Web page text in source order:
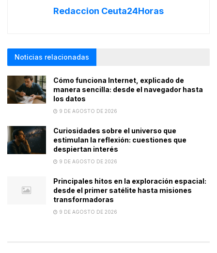
Redaccion Ceuta24Horas
Noticias relacionadas
Cómo funciona Internet, explicado de
manera sencilla: desde el navegador hasta
los datos
9 DE AGOSTO DE 2026
Curiosidades sobre el universo que
estimulan la reflexión: cuestiones que
despiertan interés
9 DE AGOSTO DE 2026
Principales hitos en la exploración espacial:
desde el primer satélite hasta misiones
transformadoras
9 DE AGOSTO DE 2026